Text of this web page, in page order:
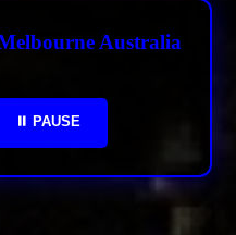
Australia
⏸ PAUSE